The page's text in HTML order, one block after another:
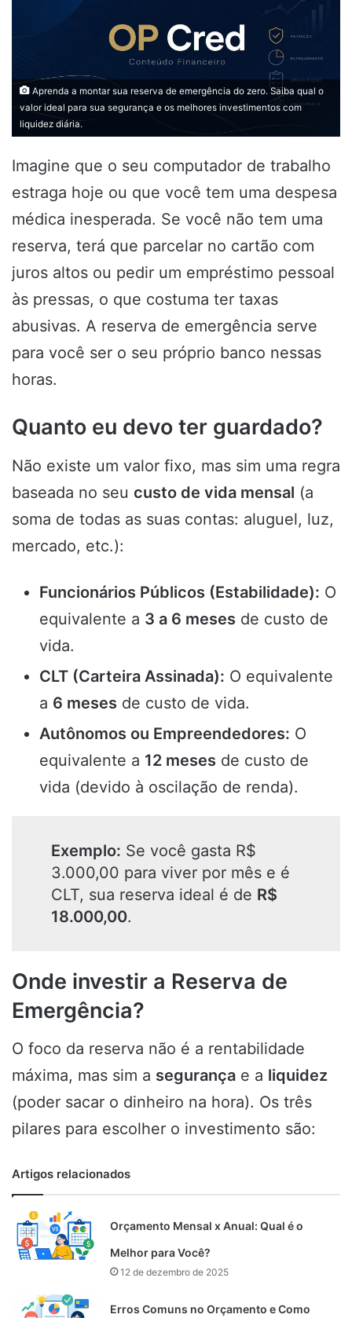
Aprenda a montar sua reserva de emergência do zero. Saiba qual o
valor ideal para sua segurança e os melhores investimentos com
liquidez diária.
Imagine que o seu computador de trabalho
estraga hoje ou que você tem uma despesa
médica inesperada. Se você não tem uma
reserva, terá que parcelar no cartão com
juros altos ou pedir um empréstimo pessoal
às pressas, o que costuma ter taxas
abusivas. A reserva de emergência serve
para você ser o seu próprio banco nessas
horas.
Quanto eu devo ter guardado?
Não existe um valor fixo, mas sim uma regra
baseada no seu custo de vida mensal (a
soma de todas as suas contas: aluguel, luz,
mercado, etc.):
Funcionários Públicos (Estabilidade): O
equivalente a 3 a 6 meses de custo de
vida.
CLT (Carteira Assinada): O equivalente
a 6 meses de custo de vida.
Autônomos ou Empreendedores: O
equivalente a 12 meses de custo de
vida (devido à oscilação de renda).
Exemplo: Se você gasta R$
3.000,00 para viver por mês e é
CLT, sua reserva ideal é de R$
18.000,00.
Onde investir a Reserva de
Emergência?
O foco da reserva não é a rentabilidade
máxima, mas sim a segurança e a liquidez
(poder sacar o dinheiro na hora). Os três
pilares para escolher o investimento são:
Artigos relacionados
Orçamento Mensal x Anual: Qual é o
Melhor para Você?
12 de dezembro de 2025
Erros Comuns no Orçamento e Como